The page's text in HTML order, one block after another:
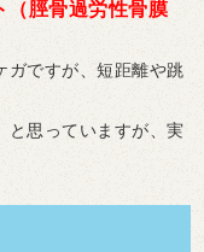
（脛骨過労性骨膜
ガですが、短距離や跳
と思っていますが、実